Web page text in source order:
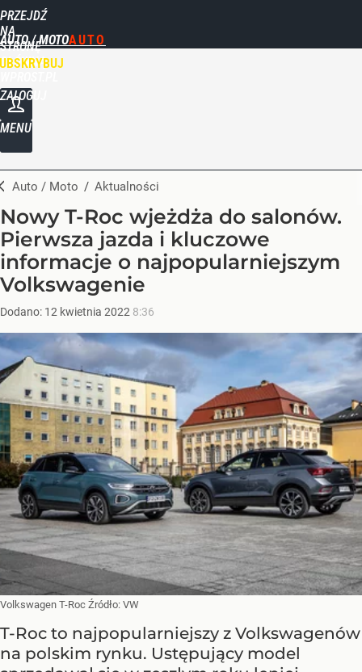
PRZEJDŹ
NA
STRONĘ
GŁÓWNĄ
AUTO / MOTO
ZALOGUJ
MENU
Auto / Moto / Aktualności
Nowy T-Roc wjeżdża do salonów.
Pierwsza jazda i kluczowe
informacje o najpopularniejszym
Volkswagenie
Dodano: 12 kwietnia 2022 8:36
Volkswagen T-Roc Źródło: VW
T-Roc to najpopularniejszy z Volkswagenów
na polskim rynku. Ustępujący model